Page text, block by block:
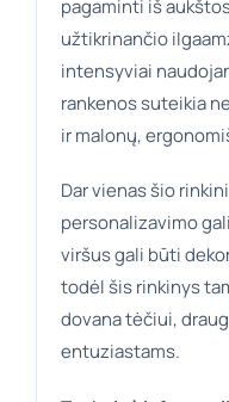
pagaminti iš
užtikrinančio
intensyviai
rankenos suteikia
ir malonų,
Dar vienas šio
personalizavimo
viršus gali būti
todėl šis rinkinys
dovana tėčiui,
entuziastams.